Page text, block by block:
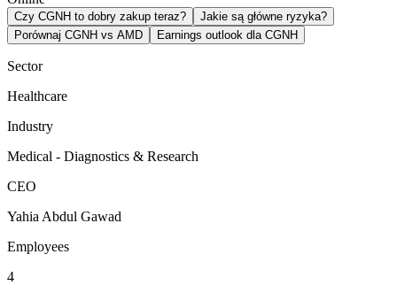
Czy CGNH to dobry zakup teraz?
Jakie są główne ryzyka?
Porównaj CGNH vs AMD
Earnings outlook dla CGNH
Sector
Healthcare
Industry
Medical - Diagnostics & Research
CEO
Yahia Abdul Gawad
Employees
4